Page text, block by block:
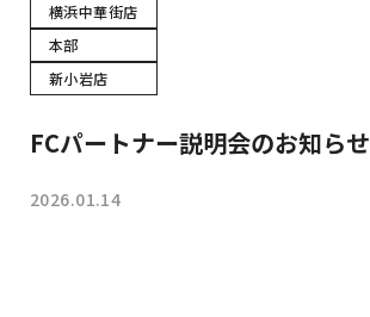
横浜中華街店
本部
新小岩店
FCパートナー説明会のお知らせ
2026.01.14